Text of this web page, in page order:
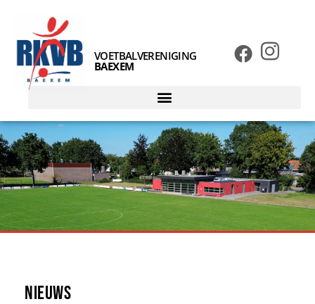
VOETBALVERENIGING
BAEXEM
Nieuws